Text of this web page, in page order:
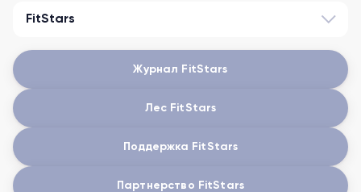
FitStars
Журнал FitStars
Лес FitStars
Поддержка FitStars
Партнерство FitStars